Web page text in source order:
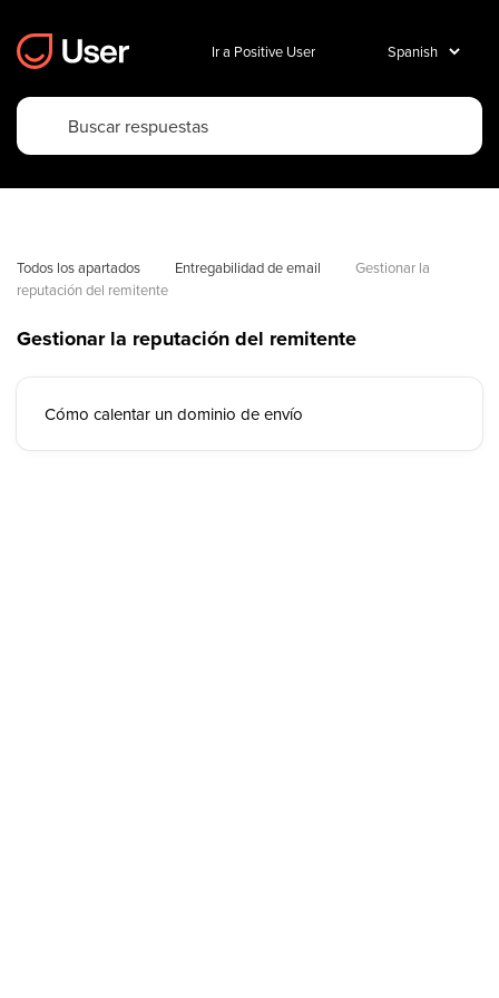
Ir a Positive User
Todos los apartados Entregabilidad de email
Gestionar la
reputación del remitente
Gestionar la reputación del remitente
Cómo calentar un dominio de envío